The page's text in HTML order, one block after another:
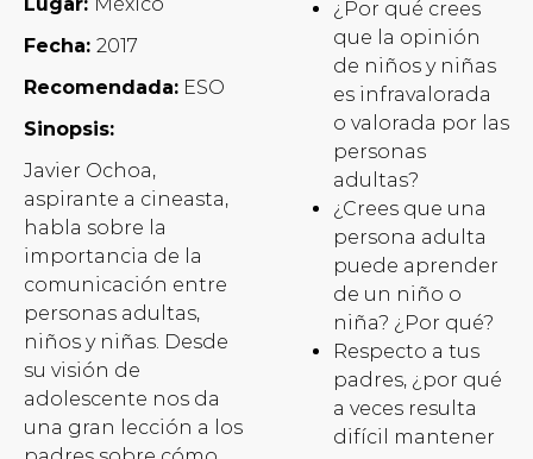
Lugar: México
Fecha: 2017
Recomendada: ESO
Sinopsis:
Javier Ochoa,
aspirante a cineasta,
habla sobre la
importancia de la
comunicación entre
personas adultas,
niños y niñas. Desde
su visión de
adolescente nos da
una gran lección a los
¿Por qué crees
que la opinión
de niños y niñas
es infravalorada
o valorada por las
personas
adultas?
¿Crees que una
persona adulta
puede aprender
de un niño o
niña? ¿Por qué?
Respecto a tus
padres, ¿por qué
a veces resulta
difícil mantener